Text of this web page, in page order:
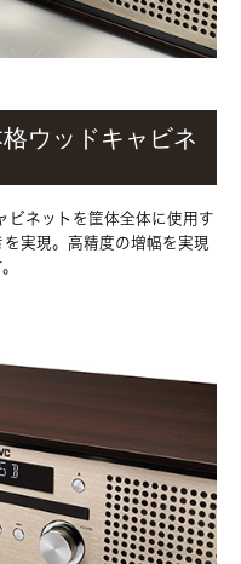
ウッドキャビネ
ビネットを筐体全体に使用す
実現。高精度の増幅を実現